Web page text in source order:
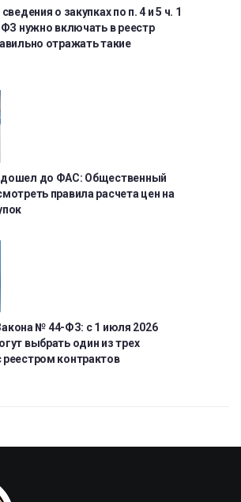
о закупках по п. 4 и 5 ч. 1
нужно включать в реестр
отражать такие
дошел до ФАС: Общественный
правила расчета цен на
№ 44-ФЗ: с 1 июля 2026
выбрать один из трех
контрактов